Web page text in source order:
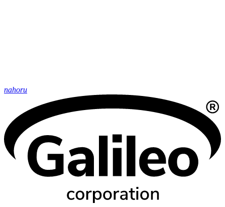
nahoru